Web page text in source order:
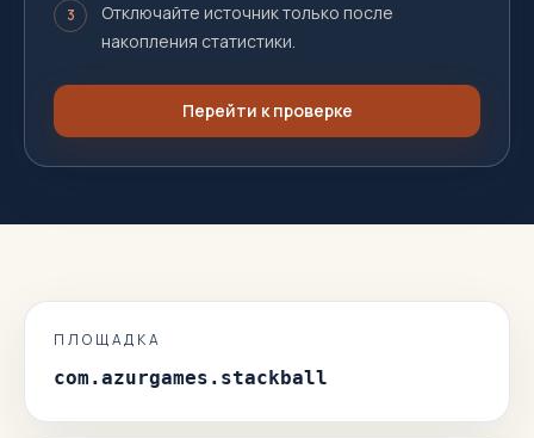
3
Отключайте источник только после
накопления статистики.
Перейти к проверке
ПЛОЩАДКА
com.azurgames.stackball